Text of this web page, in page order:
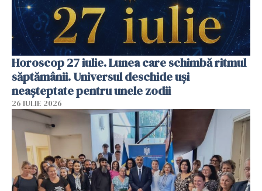
Horoscop 27 iulie. Lunea care schimbă ritmul
săptămânii. Universul deschide uși
neașteptate pentru unele zodii
26 IULIE 2026